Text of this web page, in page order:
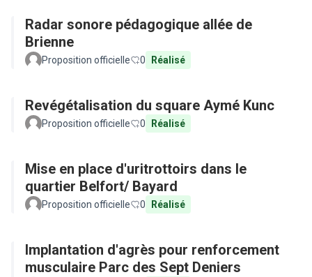
Radar sonore pédagogique allée de
Brienne
Proposition officielle 0 Réalisé
Revégétalisation du square Aymé Kunc
Proposition officielle 0 Réalisé
Mise en place d'uritrottoirs dans le
quartier Belfort/ Bayard
Proposition officielle 0 Réalisé
Implantation d'agrès pour renforcement
musculaire Parc des Sept Deniers